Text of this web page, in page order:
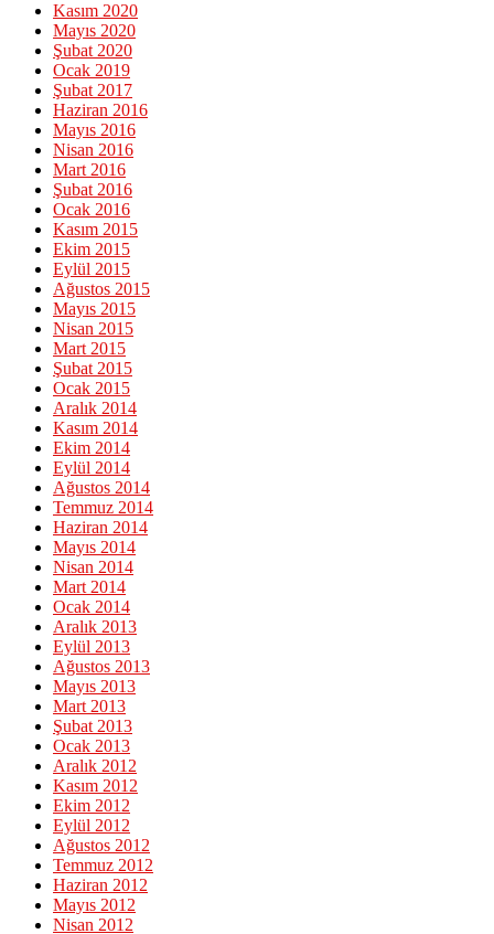
Kasım 2020
Mayıs 2020
Şubat 2020
Ocak 2019
Şubat 2017
Haziran 2016
Mayıs 2016
Nisan 2016
Mart 2016
Şubat 2016
Ocak 2016
Kasım 2015
Ekim 2015
Eylül 2015
Ağustos 2015
Mayıs 2015
Nisan 2015
Mart 2015
Şubat 2015
Ocak 2015
Aralık 2014
Kasım 2014
Ekim 2014
Eylül 2014
Ağustos 2014
Temmuz 2014
Haziran 2014
Mayıs 2014
Nisan 2014
Mart 2014
Ocak 2014
Aralık 2013
Eylül 2013
Ağustos 2013
Mayıs 2013
Mart 2013
Şubat 2013
Ocak 2013
Aralık 2012
Kasım 2012
Ekim 2012
Eylül 2012
Ağustos 2012
Temmuz 2012
Haziran 2012
Mayıs 2012
Nisan 2012